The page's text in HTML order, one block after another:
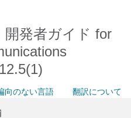
開発者ガイド for
向のない言語 翻訳について